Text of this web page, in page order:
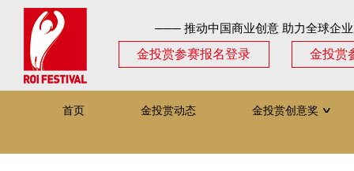
─── 推动中国商业创意 助力全球企
金投赏参赛报名登录
金投赏
首页 金投赏动态 金投赏创意奖 ∨